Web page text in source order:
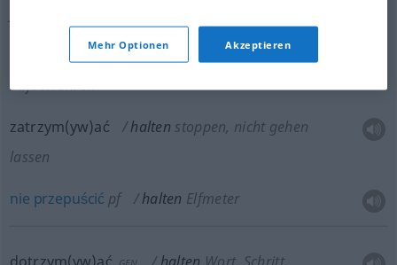
przetrzym(yw)ać halten
länger nicht loslassen,
aufbewahren
zatrzym(yw)ać halten stoppen, nicht gehen
lassen
nie przepuścić pf halten Elfmeter
Mehr Optionen Akzeptieren